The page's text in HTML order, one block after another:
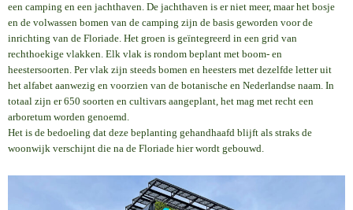
een camping en een jachthaven. De jachthaven is er niet meer, maar het bosje
en de volwassen bomen van de camping zijn de basis geworden voor de
inrichting van de Floriade. Het groen is geïntegreerd in een grid van
rechthoekige vlakken. Elk vlak is rondom beplant met boom- en
heestersoorten. Per vlak zijn steeds bomen en heesters met dezelfde letter uit
het alfabet aanwezig en voorzien van de botanische en Nederlandse naam. In
totaal zijn er 650 soorten en cultivars aangeplant, het mag met recht een
arboretum worden genoemd.
Het is de bedoeling dat deze beplanting gehandhaafd blijft als straks de
woonwijk verschijnt die na de Floriade hier wordt gebouwd.